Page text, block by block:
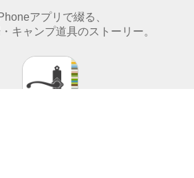
アプリで綴る、
キャンプ道具のストーリー。